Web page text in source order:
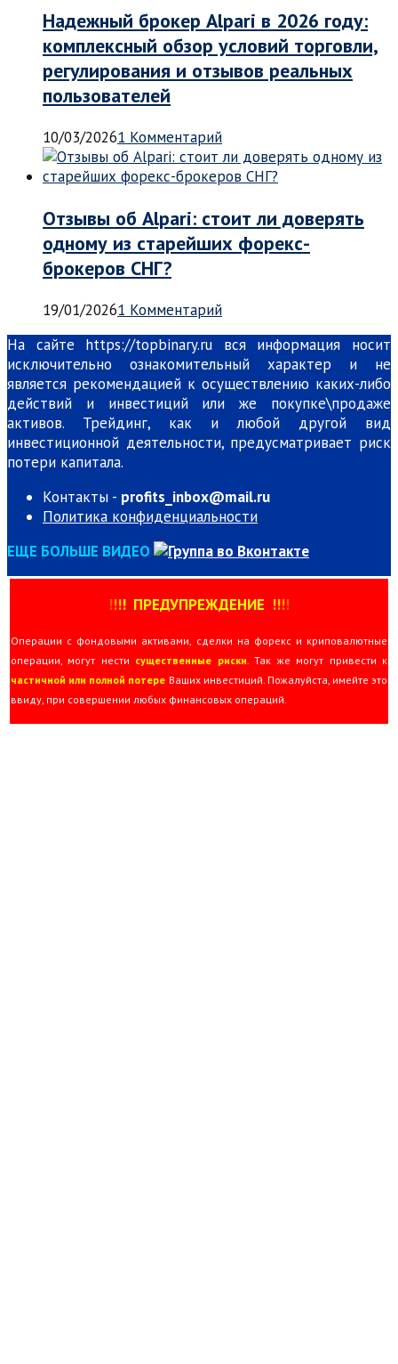
Надежный брокер Alpari в 2026 году:
комплексный обзор условий торговли,
регулирования и отзывов реальных
пользователей
10/03/20261 Комментарий
Отзывы об Alpari: стоит ли доверять
одному из старейших форекс-
брокеров СНГ?
19/01/20261 Комментарий
На сайте https://topbinary.ru вся информация носит
исключительно ознакомительный характер и не
является рекомендацией к осуществлению каких-либо
действий и инвестиций или же покупке\продаже
активов. Трейдинг, как и любой другой вид
инвестиционной деятельности, предусматривает риск
потери капитала.
Контакты - profits_inbox@mail.ru
Политика конфиденциальности
ЕЩЕ БОЛЬШЕ ВИДЕО
!!!! ПРЕДУПРЕЖДЕНИЕ !!!!
Операции с фондовыми активами, сделки на форекс и криповалютные
операции, могут нести существенные риски . Так же могут привести к
частичной или полной потере Ваших инвестиций. Пожалуйста, имейте это
ввиду, при совершении любых финансовых операций.